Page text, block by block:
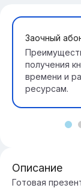
Заочный
получения
времени и
ресурсам.
Описание
Готовая